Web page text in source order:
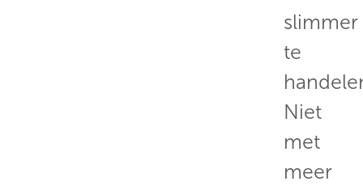
slimmer
te
Niet
met
meer